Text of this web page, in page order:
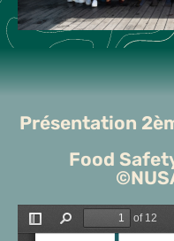
Présentation
Food